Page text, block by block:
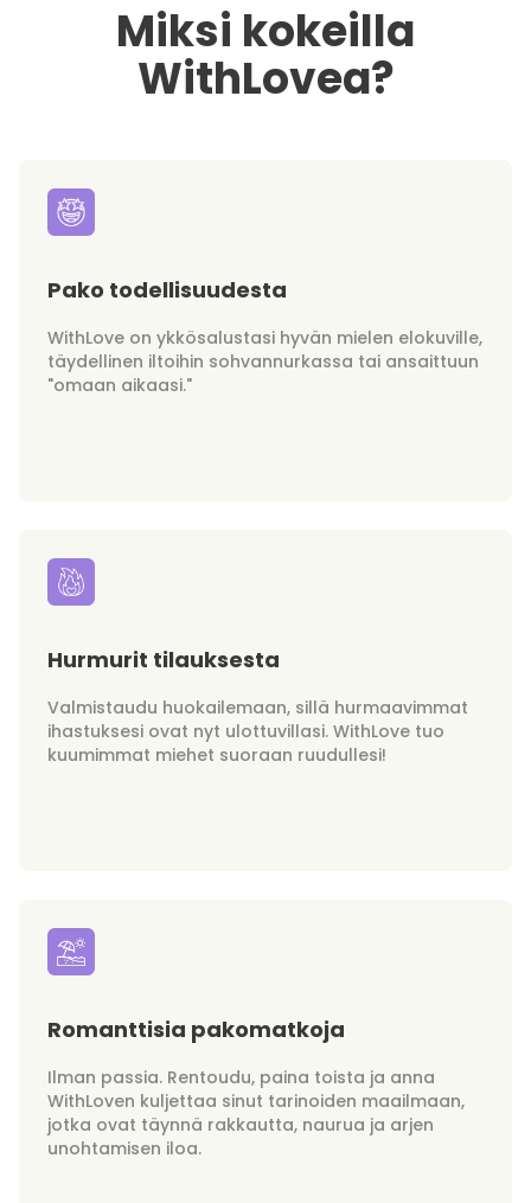
Miksi kokeilla
WithLovea?
Pako todellisuudesta
WithLove on ykkösalustasi hyvän mielen elokuville,
täydellinen iltoihin sohvannurkassa tai ansaittuun
"omaan aikaasi."
Hurmurit tilauksesta
Valmistaudu huokailemaan, sillä hurmaavimmat
ihastuksesi ovat nyt ulottuvillasi. WithLove tuo
kuumimmat miehet suoraan ruudullesi!
Romanttisia pakomatkoja
Ilman passia. Rentoudu, paina toista ja anna
WithLoven kuljettaa sinut tarinoiden maailmaan,
jotka ovat täynnä rakkautta, naurua ja arjen
unohtamisen iloa.